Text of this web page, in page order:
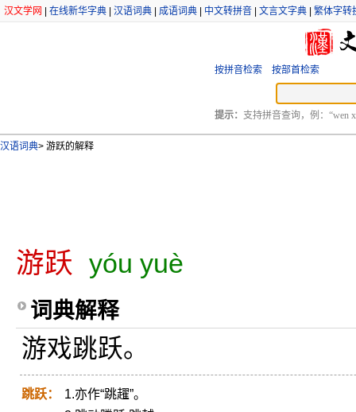
汉文学网 在线新华字典 汉语词典 成语词典 中文转拼音 文言文字典 繁体字转
按拼音检索 按部首检索
提示： 支持拼音查询，例：“wen
汉语词典> 游跃的解释
游跃 yóu yuè
词典解释
游戏跳跃。
跳跃：
1.亦作“跳趯”。